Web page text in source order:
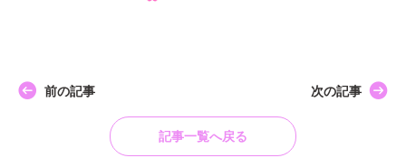
前の記事
記事一覧へ戻る
次の記事